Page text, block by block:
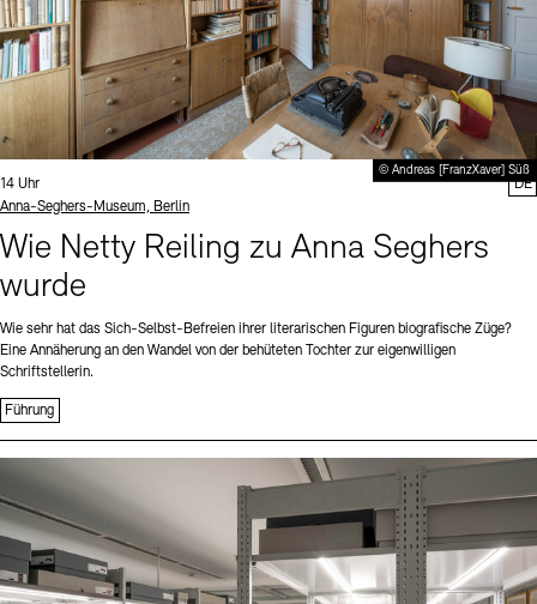
© Andreas [FranzXaver] Süß
Uhrzeit:
14 Uhr
Standort
Anna-Seghers-Museum, Berlin
Wie Netty Reiling zu Anna Seghers
wurde
Wie sehr hat das Sich-Selbst-Befreien ihrer literarischen Figuren biografische Züge?
Eine Annäherung an den Wandel von der behüteten Tochter zur eigenwilligen
Schriftstellerin.
Führung
DE